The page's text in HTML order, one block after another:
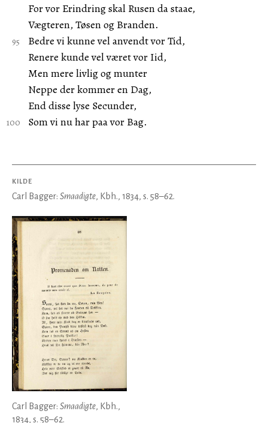
For vor Erindring skal Rusen da staae,
Vægteren, Tøsen og Branden.
Bedre vi kunne vel anvendt vor Tid,
Renere kunde vel været vor Iid,
Men mere livlig og munter
Neppe der kommer en Dag,
End disse lyse Secunder,
Som vi nu har paa vor Bag.
KILDE
Carl Bagger: Smaadigte, Kbh., 1834, s. 58–62.
Carl Bagger: Smaadigte, Kbh.,
1834, s. 58–62.